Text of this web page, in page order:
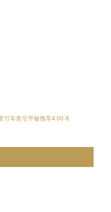
引车牵引平板拖车4.00-8